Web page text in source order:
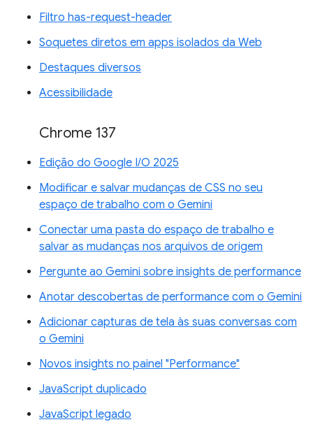
Filtro has-request-header
Soquetes diretos em apps isolados da Web
Destaques diversos
Acessibilidade
Chrome 137
Edição do Google I/O 2025
Modificar e salvar mudanças de CSS no seu
espaço de trabalho com o Gemini
Conectar uma pasta do espaço de trabalho e
salvar as mudanças nos arquivos de origem
Pergunte ao Gemini sobre insights de performance
Anotar descobertas de performance com o Gemini
Adicionar capturas de tela às suas conversas com
o Gemini
Novos insights no painel "Performance"
JavaScript duplicado
JavaScript legado